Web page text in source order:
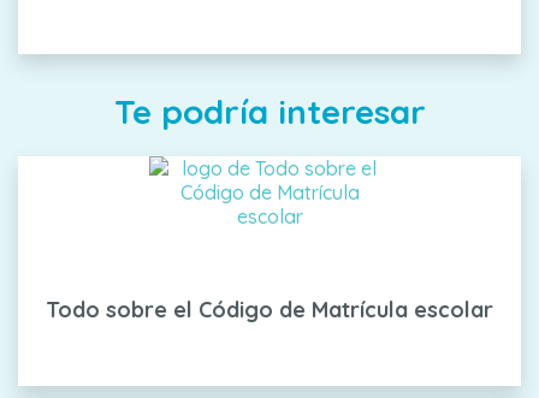
Te podría interesar
Todo sobre el Código de Matrícula escolar